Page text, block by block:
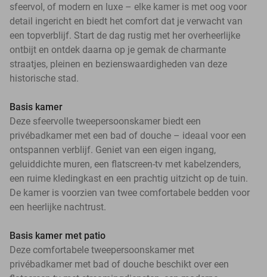
sfeervol, of modern en luxe – elke kamer is met oog voor
detail ingericht en biedt het comfort dat je verwacht van
een topverblijf. Start de dag rustig met her overheerlijke
ontbijt en ontdek daarna op je gemak de charmante
straatjes, pleinen en bezienswaardigheden van deze
historische stad.
Basis kamer
Deze sfeervolle tweepersoonskamer biedt een
privébadkamer met een bad of douche – ideaal voor een
ontspannen verblijf. Geniet van een eigen ingang,
geluiddichte muren, een flatscreen-tv met kabelzenders,
een ruime kledingkast en een prachtig uitzicht op de tuin.
De kamer is voorzien van twee comfortabele bedden voor
een heerlijke nachtrust.
Basis kamer met patio
Deze comfortabele tweepersoonskamer met
privébadkamer met bad of douche beschikt over een